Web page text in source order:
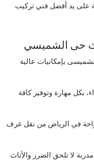
على يد أفضل فني تركيب
حى الشميسي
بإمكانيات عالية
بكل مهارة وتوفير كافة
في الرياض من نقل غرف
لا تلحق الضرر والأثاث